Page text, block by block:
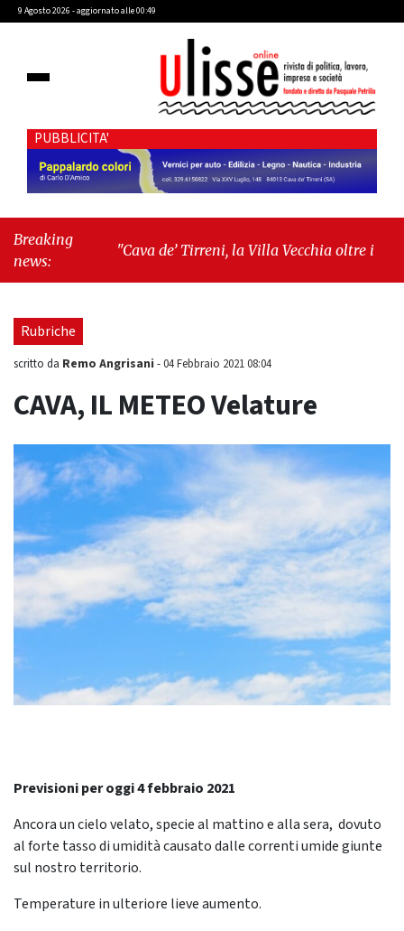
9 Agosto 2026 - aggiornato alle 00:49
PUBBLICITA'
Breaking
news:
"Cava de’ Tirreni, la Villa Vecchia oltre i vandali: il
consiliare: “Serve chiarezza!”"
Rubriche
scritto da Remo Angrisani -04 Febbraio 2021 08:04
CAVA, IL METEO Velature
Previsioni per oggi 4 febbraio 2021
Ancora un cielo velato, specie al mattino e alla sera, dovuto
al forte tasso di umidità causato dalle correnti umide giunte
sul nostro territorio.
Temperature in ulteriore lieve aumento.